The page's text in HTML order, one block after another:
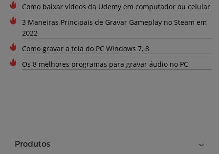
Como baixar vídeos da Udemy em computador ou celular
3 Maneiras Principais de Gravar Gameplay no Steam em
2022
Como gravar a tela do PC Windows 7, 8
Os 8 melhores programas para gravar áudio no PC
Produtos